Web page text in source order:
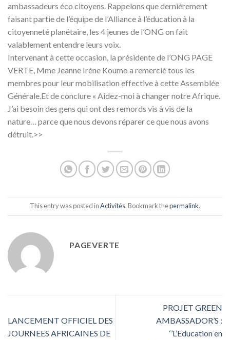
ambassadeurs éco citoyens. Rappelons que dernièrement
faisant partie de l’équipe de l’Alliance à l’éducation à la
citoyenneté planétaire, les 4 jeunes de l’ONG on fait
valablement entendre leurs voix.
Intervenant à cette occasion, la présidente de l’ONG PAGE
VERTE, Mme Jeanne Irène Koumo a remercié tous les
membres pour leur mobilisation effective à cette Assemblée
Générale.Et de conclure « Aidez-moi à changer notre Afrique.
J’ai besoin des gens qui ont des remords vis à vis de la
nature… parce que nous devons réparer ce que nous avons
détruit.>>
This entry was posted inActivités. Bookmark thepermalink.
PAGEVERTE
LANCEMENT OFFICIEL DES
JOURNEES AFRICAINES DE
PROJET GREEN
AMBASSADOR’S :
‘’L’Education en